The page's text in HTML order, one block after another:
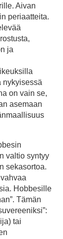
Aivan
periaatteita.
ja
nykyisessä
on vain se,
asemaan
valtio syntyy
sekasortoa.
Hobbesille
Tämän
tai